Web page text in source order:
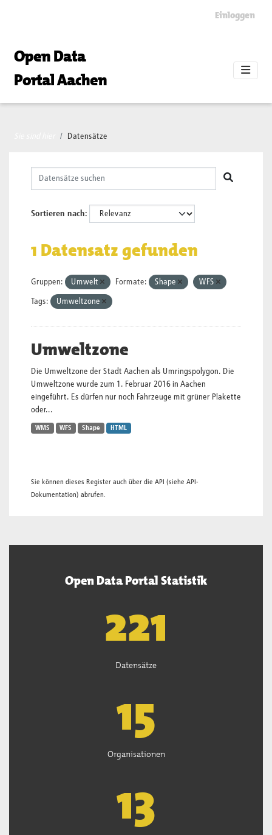
Einloggen
Open Data
Portal Aachen
Datensätze
Sortieren nach
1 Datensatz gefunden
Gruppen: Umwelt Formate: Shape WFS
Tags: Umweltzone
Umweltzone
Die Umweltzone der Stadt Aachen als Umringspolygon. Die
Umweltzone wurde zum 1. Februar 2016 in Aachen
eingeführt. Es dürfen nur noch Fahrzeuge mit grüner Plakette
oder...
WMS WFS Shape HTML
Sie können dieses Register auch über die API (siehe API-
Dokumentation) abrufen.
Open Data Portal Statistik
222
Datensätze
15
Organisationen
13